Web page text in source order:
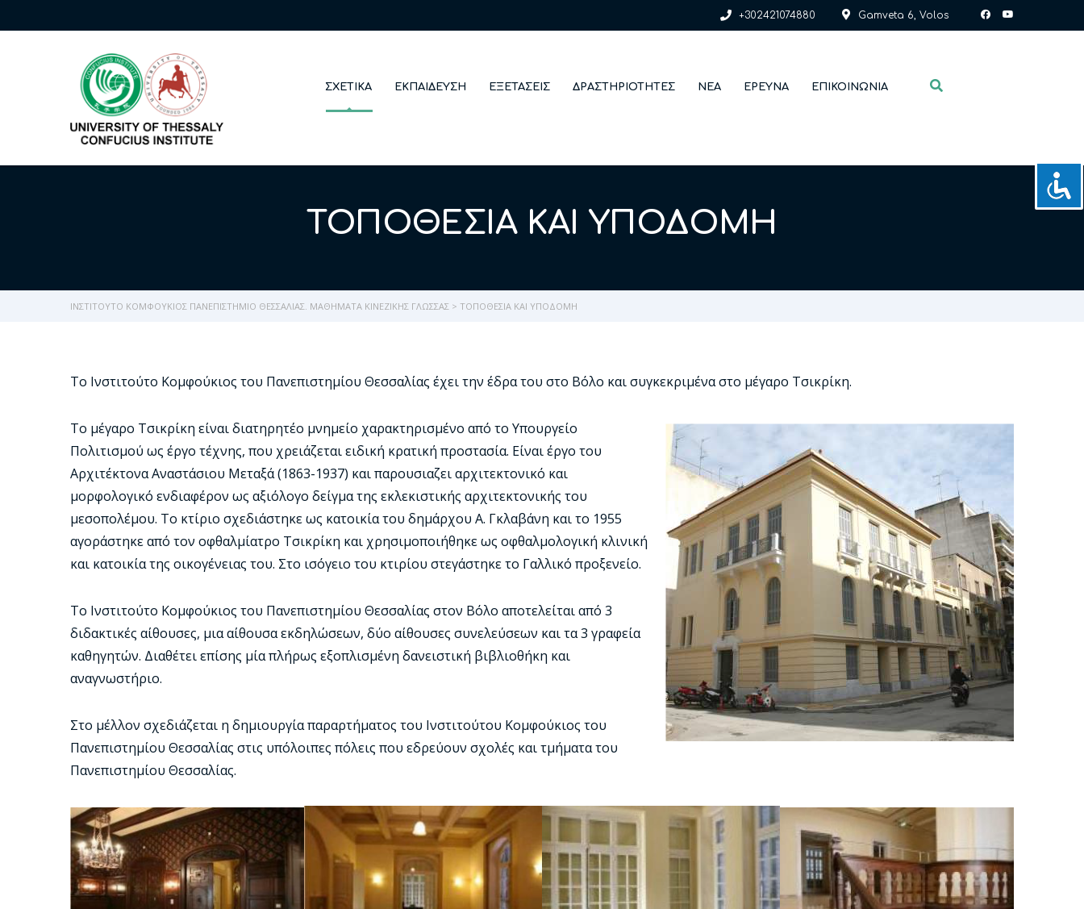
Gamveta 6, Volos
+302421074880
ΣΧΕΤΙΚΆ ΕΚΠΑΊΔΕΥΣΗ ΕΞΕΤΆΣΕΙΣ ΔΡΑΣΤΗΡΙΌΤΗΤΕΣ ΝΈΑ ΈΡΕΥΝΑ ΕΠΙΚΟΙΝΩΝΊΑ
ΤΟΠΟΘΕΣΊΑ ΚΑΙ ΥΠΟΔΟΜΉ
ΙΝΣΤΙΤΟΎΤΟ ΚΟΜΦΟΎΚΙΟΣ ΠΑΝΕΠΙΣΤΉΜΙΟ ΘΕΣΣΑΛΊΑΣ. ΜΑΘΉΜΑΤΑ ΚΙΝΈΖΙΚΗΣ ΓΛΏΣΣΑΣ > ΤΟΠΟΘΕΣΊΑ ΚΑΙ ΥΠΟΔΟΜΉ
To Ινστιτούτο Κομφούκιος του Πανεπιστημίου Θεσσαλίας έχει την έδρα του στο Βόλο και συγκεκριμένα στο μέγαρο Τσικρίκη.
Το μέγαρο Τσικρίκη είναι διατηρητέο μνημείο χαρακτηρισμένο από το Υπουργείο
Πολιτισμού ως έργο τέχνης, που χρειάζεται ειδική κρατική προστασία. Είναι έργο του
Αρχιτέκτονα Αναστάσιου Μεταξά (1863-1937) και παρουσιαζει αρχιτεκτονικό και
μορφολογικό ενδιαφέρον ως αξιόλογο δείγμα της εκλεκιστικής αρχιτεκτονικής του
μεσοπολέμου. Το κτίριο σχεδιάστηκε ως κατοικία του δημάρχου Α. Γκλαβάνη και το 1955
αγοράστηκε από τον οφθαλμίατρο Τσικρίκη και χρησιμοποιήθηκε ως οφθαλμολογική κλινική
και κατοικία της οικογένειας του. Στο ισόγειο του κτιρίου στεγάστηκε το Γαλλικό προξενείο.
To Ινστιτούτο Κομφούκιος του Πανεπιστημίου Θεσσαλίας στον Βόλο αποτελείται από 3
διδακτικές αίθουσες, μια αίθουσα εκδηλώσεων, δύο αίθουσες συνελεύσεων και τα 3 γραφεία
καθηγητών. Διαθέτει επίσης μία πλήρως εξοπλισμένη δανειστική βιβλιοθήκη και
αναγνωστήριο.
Στο μέλλον σχεδιάζεται η δημιουργία παραρτήματος του Ινστιτούτου Κομφούκιος του
Πανεπιστημίου Θεσσαλίας στις υπόλοιπες πόλεις που εδρεύουν σχολές και τμήματα του
Πανεπιστημίου Θεσσαλίας.